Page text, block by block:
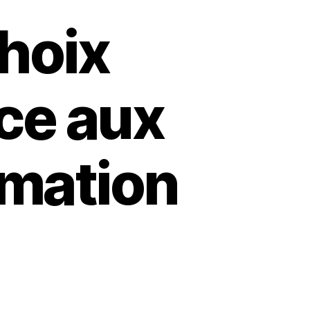
aux